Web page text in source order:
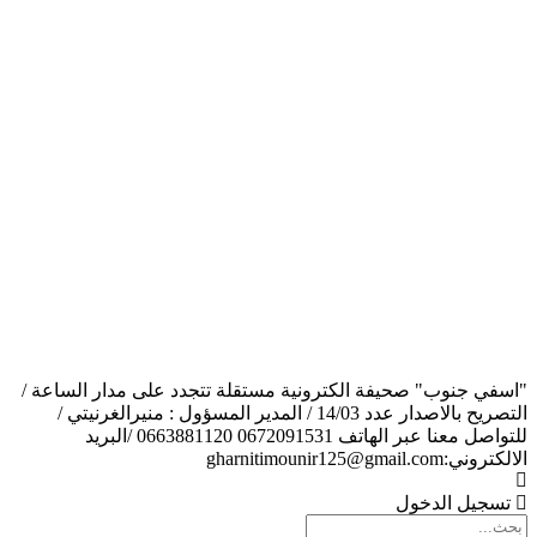
"اسفي جنوب" صحيفة الكترونية مستقلة تتجدد على مدار الساعة /
التصريح بالاصدار عدد 14/03 / المدير المسؤول : منيرالغرنيتي /
للتواصل معنا عبر الهاتف 0672091531 0663881120 /البريد
الالكتروني:gharnitimounir125@gmail.com
تسجيل الدخول